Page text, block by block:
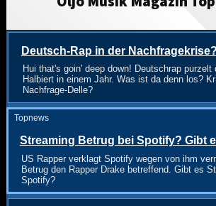
Deutsch-Rap in der Nachfragekrise?
Hui that's goin' deep down! Deutschrap purzelt
Halbiert in einem Jahr. Was ist da denn los?
Nachfrage-Delle?
Topnews
Streaming Betrug bei Spotify? Gibt
US Rapper verklagt Spotify wegen von ihm
Betrug den Rapper Drake betreffend. Gibt es
Spotify?